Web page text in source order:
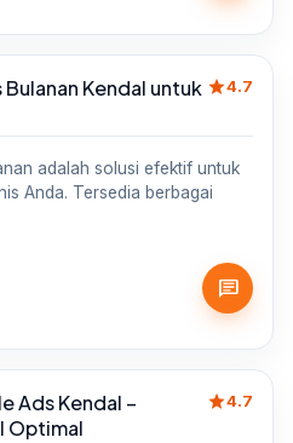
Kendal untuk star4.7
adalah solusi efektif untuk
Anda. Tersedia berbagai
chat
Ads Kendal –
Optimal
star4.7